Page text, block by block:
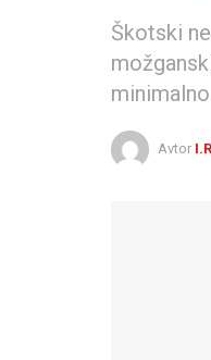
Škotski
Avtor